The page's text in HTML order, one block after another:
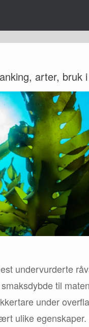
arter, bruk
undervurderte
til
under
ulike